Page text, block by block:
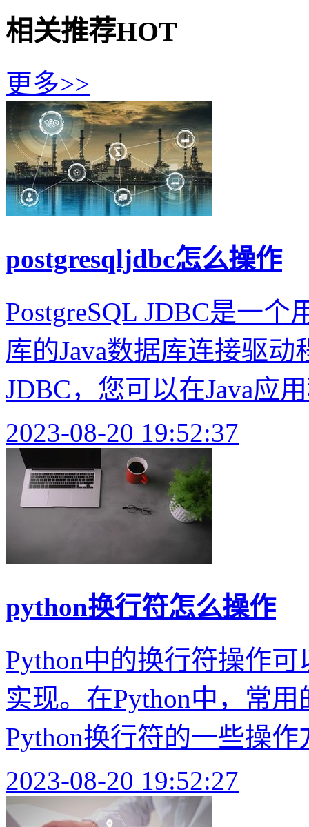
相关推荐HOT
更多>>
postgresqljdbc怎么操作
PostgreSQL JDBC是一个
库的Java数据库连接驱动
JDBC，您可以在Java应
2023-08-20 19:52:37
python换行符怎么操作
Python中的换行符操作
实现。在Python中，常
Python换行符的一些操
2023-08-20 19:52:27